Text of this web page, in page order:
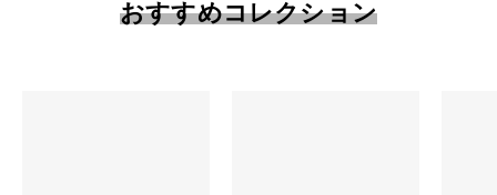
おすすめコレクション